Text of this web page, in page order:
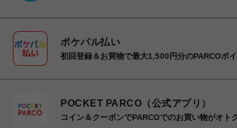
ポケパル払い
初回登録＆お買物で最大1,500円分のPARCOポ
POCKET PARCO（公式アプリ）
コイン＆クーポンでPARCOでのお買い物がオト